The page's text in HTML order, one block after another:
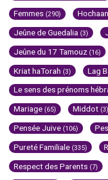
Femmes (290)
Jeûne de Guedalia (3)
Jeûne du 17 Tamouz (16)
Kriat haTorah (3) Lag
Le sens des prénoms
Mariage (65) Middot (3)
Pensée Juive (106)
Pureté Familiale (335)
Respect des Parents (7)